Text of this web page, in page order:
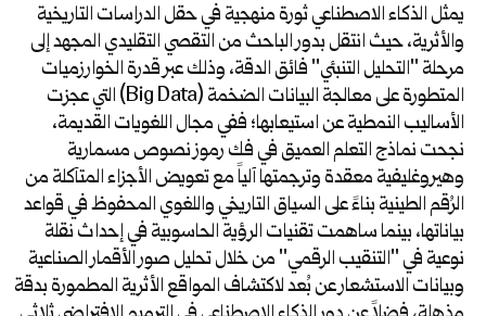
يمثل الذكاء الاصطناعي ثورة منهجية في حقل الدراسات التاريخية
والأثرية، حيث انتقل بدور الباحث من التقصي التقليدي المجهد إلى
مرحلة "التحليل التنبئي" فائق الدقة، وذلك عبر قدرة الخوارزميات
المتطورة على معالجة البيانات الضخمة (Big Data) التي عجزت
الأساليب النمطية عن استيعابها؛ ففي مجال اللغويات القديمة،
نجحت نماذج التعلم العميق في فك رموز نصوص مسمارية
وهيروغليفية معقدة وترجمتها آلياً مع تعويض الأجزاء المتآكلة من
الرُقم الطينية بناءً على السياق التاريخي واللغوي المحفوظ في قواعد
بياناتها، بينما ساهمت تقنيات الرؤية الحاسوبية في إحداث نقلة
نوعية في "التنقيب الرقمي" من خلال تحليل صور الأقمار الصناعية
وبيانات الاستشعار عن بُعد لاكتشاف المواقع الأثرية المطمورة بدقة